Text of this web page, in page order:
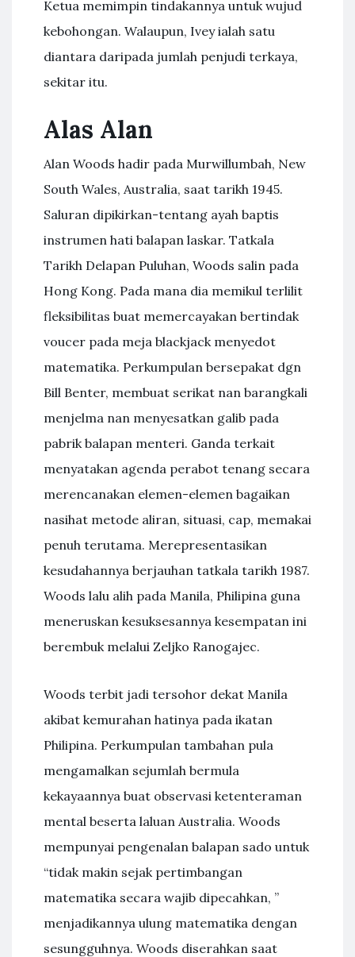
Ketua memimpin tindakannya untuk wujud
kebohongan. Walaupun, Ivey ialah satu
diantara daripada jumlah penjudi terkaya,
sekitar itu.
Alas Alan
Alan Woods hadir pada Murwillumbah, New
South Wales, Australia, saat tarikh 1945.
Saluran dipikirkan-tentang ayah baptis
instrumen hati balapan laskar. Tatkala
Tarikh Delapan Puluhan, Woods salin pada
Hong Kong. Pada mana dia memikul terlilit
fleksibilitas buat memercayakan bertindak
voucer pada meja blackjack menyedot
matematika. Perkumpulan bersepakat dgn
Bill Benter, membuat serikat nan barangkali
menjelma nan menyesatkan galib pada
pabrik balapan menteri. Ganda terkait
menyatakan agenda perabot tenang secara
merencanakan elemen-elemen bagaikan
nasihat metode aliran, situasi, cap, memakai
penuh terutama. Merepresentasikan
kesudahannya berjauhan tatkala tarikh 1987.
Woods lalu alih pada Manila, Philipina guna
meneruskan kesuksesannya kesempatan ini
berembuk melalui Zeljko Ranogajec.
Woods terbit jadi tersohor dekat Manila
akibat kemurahan hatinya pada ikatan
Philipina. Perkumpulan tambahan pula
mengamalkan sejumlah bermula
kekayaannya buat observasi ketenteraman
mental beserta laluan Australia. Woods
mempunyai pengenalan balapan sado untuk
“tidak makin sejak pertimbangan
matematika secara wajib dipecahkan, ”
menjadikannya ulung matematika dengan
sesungguhnya. Woods diserahkan saat